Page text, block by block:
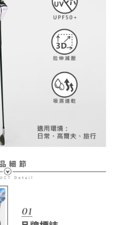
司」（以下簡稱本公司）所提供，讓
品或服務，並由商店將買賣／分期付款
用本公司帳單繳交帳款。
之契約關係目的，商店將以您的個人
予台灣大哥大進項蒐集、處理及利用，
資料之確認、核對及更正。
：
https://oppay.tw/userRule
擊此簡訊中的連結，可透過四大超商／
款，方視為交易完成。
刻繳費，但若您需要取消訂單，請聯絡
之訂單仍視為有效，需透過AFTEE先享
付 」之結帳頁面顯示為準，若有關於
等相關疑問，請聯繫「AFTEE先享後付
support/home
供之「AFTEE先享後付」服務完成之交
人資料，並將交易相關給付款項請求債
以下網址：
代理人或監護人之同意方可使用
依據個別帳號之用戶狀況，依本公司即
額度不足之情形，本公司將視審查結果
人資訊註冊。若發現惡意使用之情形，
用戶之使用額度並採取法律行動。